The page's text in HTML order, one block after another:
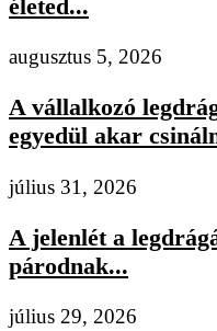
életed...
augusztus 5, 2026
A vállalkozó
egyedül akar
július 31, 2026
A jelenlét a
párodnak...
július 29, 2026